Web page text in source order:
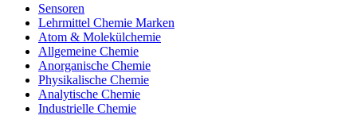
Sensoren
Lehrmittel Chemie Marken
Atom & Molekülchemie
Allgemeine Chemie
Anorganische Chemie
Physikalische Chemie
Analytische Chemie
Industrielle Chemie